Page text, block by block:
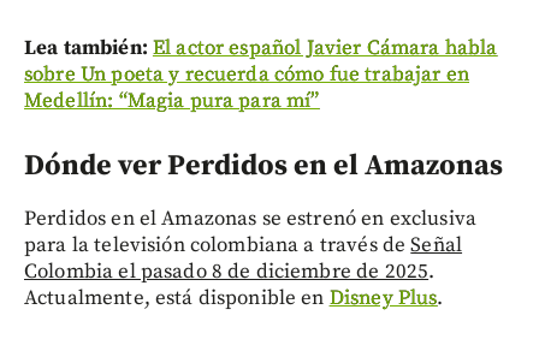
Lea también: El actor español Javier Cámara habla
sobre Un poeta y recuerda cómo fue trabajar en
Medellín: “Magia pura para mí”
Dónde ver Perdidos en el Amazonas
Perdidos en el Amazonas se estrenó en exclusiva
para la televisión colombiana a través deSeñal
Colombia el pasado 8 de diciembre de 2025.
Actualmente, está disponible en Disney Plus.